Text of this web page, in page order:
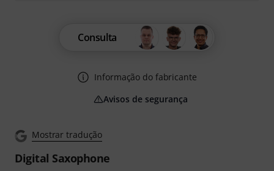
Mostrar tradução
Digital Saxophone
Consulta
Informação do fabricante
Avisos de segurança